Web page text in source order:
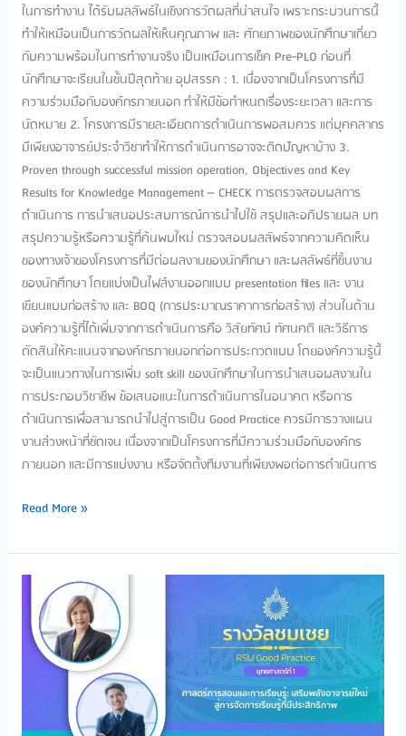
ในการทำงาน ได้รับผลลัพธ์ในเชิงการวัดผลที่น่าสนใจ เพราะกระบวนการนี้
ทำให้เหมือนเป็นการวัดผลให้เห็นคุณภาพ และ ศักยภาพของนักศึกษาเกี่ยว
กับความพร้อมในการทำงานจริง เป็นเหมือนการเช็ค Pre-PLO ก่อนที่
นักศึกษาจะเรียนในชั้นปีสุดท้าย อุปสรรค : 1. เนื่องจากเป็นโครงการที่มี
ความร่วมมือกับองค์กรภายนอก ทำให้มีข้อกำหนดเรื่องระยะเวลา และการ
นัดหมาย 2. โครงการมีรายละเอียดการดำเนินการพอสมควร แต่บุคคลากร
มีเพียงอาจารย์ประจำวิชาทำให้การดำเนินการอาจจะติดปัญหาบ้าง 3.
Proven through successful mission operation, Objectives and Key
Results for Knowledge Management – CHECK การตรวจสอบผลการ
ดำเนินการ การนำเสนอประสบการณ์การนำไปใช้ สรุปและอภิปรายผล บท
สรุปความรู้หรือความรู้ที่ค้นพบใหม่ ตรวจสอบผลลัพธ์จากความคิดเห็น
ของทางเจ้าของโครงการที่มีต่อผลงานของนักศึกษา และผลลัพธ์ที่ชิ้นงาน
ของนักศึกษา โดยแบ่งเป็นไฟล์งานออกแบบ presentation files และ งาน
เขียนแบบก่อสร้าง และ BOQ (การประมาณราคาการก่อสร้าง) ส่วนในด้าน
องค์ความรู้ที่ได้เพิ่มจากการดำเนินการคือ วิสัยทัศน์ ทัศนคติ และวิธีการ
ตัดสินให้คะแนนจากองค์กรภายนอกต่อการประกวดแบบ โดยองค์ความรู้นี้
จะเป็นแนวทางในการเพิ่ม soft skill ของนักศึกษาในการนำเสนอผลงานใน
การประกอบวิชาชีพ ข้อเสนอแนะในการดำเนินการในอนาคต หรือการ
ดำเนินการเพื่อสามารถนำไปสู่การเป็น Good Practice ควรมีการวางแผน
งานล่วงหน้าที่ชัดเจน เนื่องจากเป็นโครงการที่มีความร่วมมือกับองค์กร
ภายนอก และมีการแบ่งงาน หรือจัดตั้งทีมงานที่เพียงพอต่อการดำเนินการ
Read More »
ศาสตร์
สอน
และ